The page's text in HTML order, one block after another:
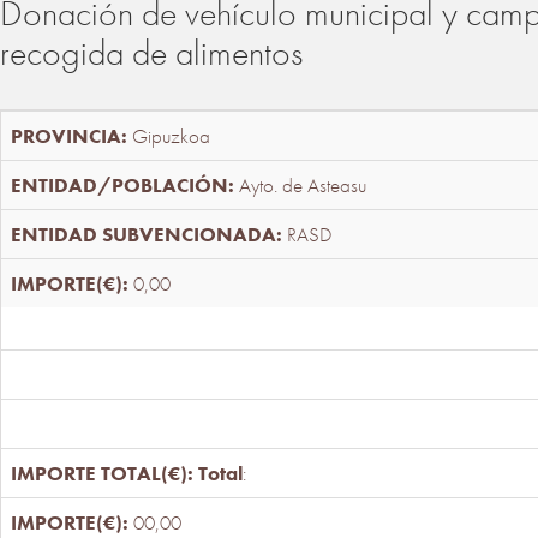
Donación de vehículo municipal y
recogida de alimentos
Gipuzkoa
Ayto. de Asteasu
RASD
0,00
Total:
00,00